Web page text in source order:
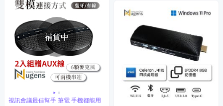
補貨中
視訊會議最佳幫手 筆電 手機都能用